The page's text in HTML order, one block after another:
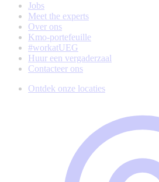
Jobs
Meet the experts
Over ons
Kmo-portefeuille
#workatUEG
Huur een vergaderzaal
Contacteer ons
Ontdek onze locaties